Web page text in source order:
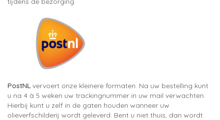
PostNLvervoert onze kleinere formaten. Na uw bestelling kunt
u na 4 à 5 weken uw trackingnummer in uw mail verwachten.
Hierbij kunt u zelf in de gaten houden wanneer uw
olieverfschilderij wordt geleverd. Bent u niet thuis, dan wordt